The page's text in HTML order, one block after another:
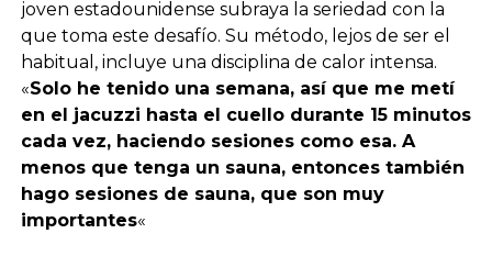
joven estadounidense subraya la seriedad con la
que toma este desafío. Su método, lejos de ser el
habitual, incluye una disciplina de calor intensa.
«Solo he tenido una semana, así que me metí
en el jacuzzi hasta el cuello durante 15 minutos
cada vez, haciendo sesiones como esa. A
menos que tenga un sauna, entonces también
hago sesiones de sauna, que son muy
importantes«